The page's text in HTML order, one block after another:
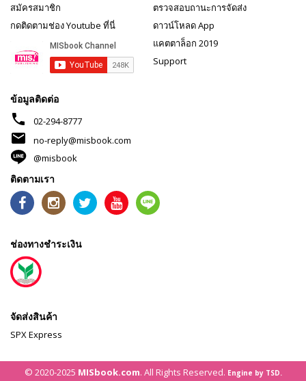
สมัครสมาชิก
กดติดตามช่อง Youtube ที่นี่
ตรวจสอบถานะการจัดส่ง
ดาวน์โหลด App
แคตตาล็อก 2019
Support
ข้อมูลติดต่อ
phone 02-294-8777
mail
no-reply@misbook.com
@misbook
ติดตามเรา
ช่องทางชำระเงิน
จัดส่งสินค้า
SPX Express
© 2020-2025 MISbook.com. All Rights Reserved. Engine by TSD.